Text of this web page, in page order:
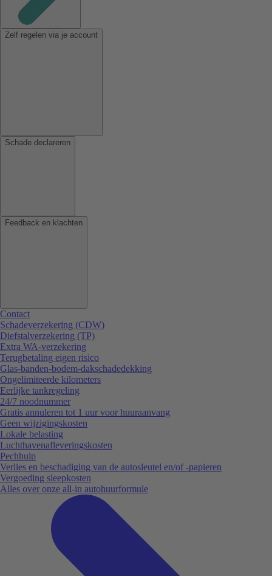
Zelf regelen via je account
Schade declareren
Feedback en klachten
Contact
Schadeverzekering (CDW)
Diefstalverzekering (TP)
Extra WA-verzekering
Terugbetaling eigen risico
Glas-banden-bodem-dakschadedekking
Ongelimiteerde kilometers
Eerlijke tankregeling
24/7 noodnummer
Gratis annuleren tot 1 uur voor huuraanvang
Geen wijzigingskosten
Lokale belasting
Luchthavenafleveringskosten
Pechhulp
Verlies en beschadiging van de autosleutel en/of -papieren
Vergoeding sleepkosten
Alles over onze all-in autohuurformule